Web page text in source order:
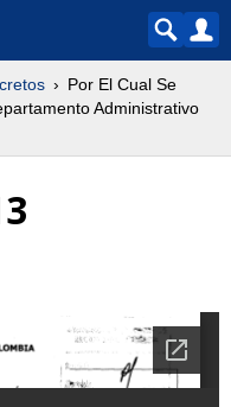
Por El Cual Se
Administrativo